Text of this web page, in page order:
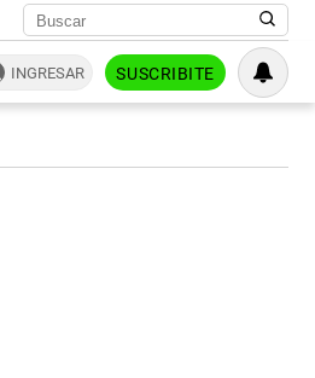
INGRESAR SUSCRIBITE